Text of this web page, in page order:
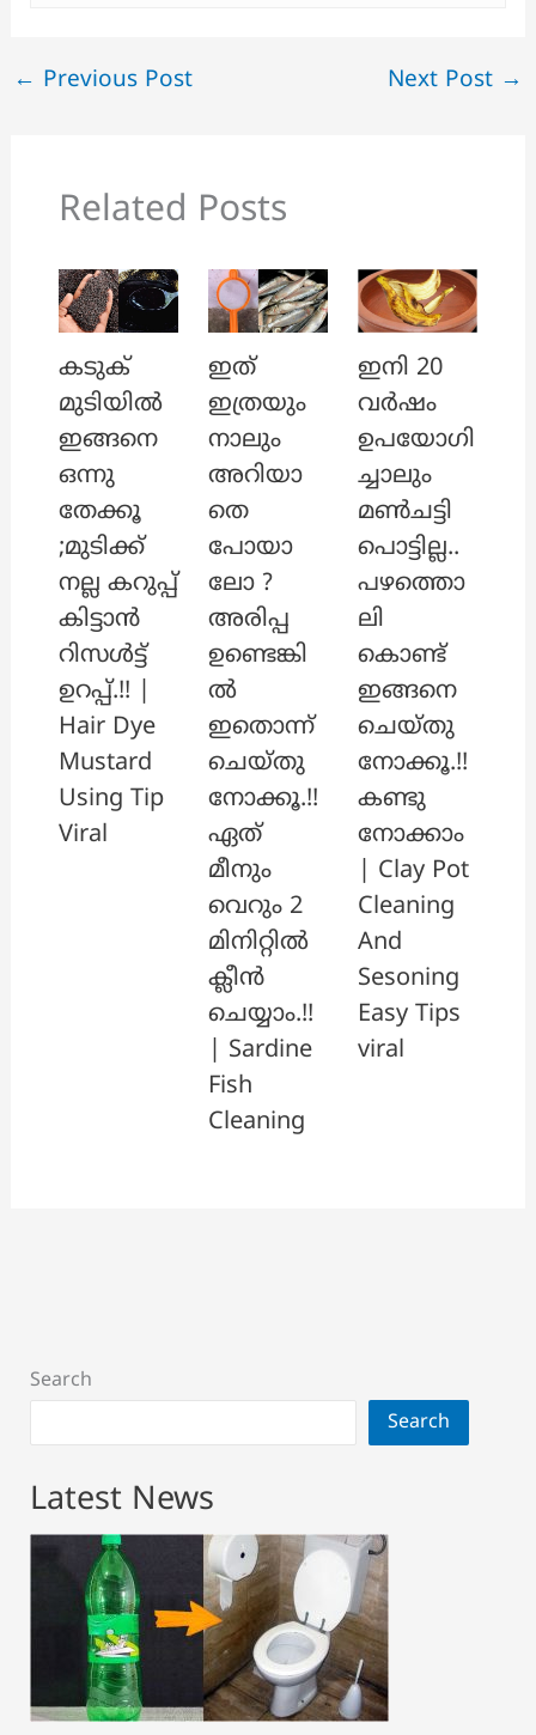
← Previous Post Next Post →
Related Posts
കടുക്
മുടിയിൽ
ഇങ്ങനെ
ഒന്നു
തേക്കൂ
;മുടിക്ക്
നല്ല കറുപ്പ്
കിട്ടാൻ
റിസൾട്ട്
ഉറപ്പ്.!! |
Hair Dye
Mustard
Using Tip
Viral
ഇത്
ഇത്രയും
നാലും
അറിയാ
തെ
പോയാ
ലോ ?
അരിപ്പ
ഉണ്ടെങ്കി
ൽ
ഇതൊന്ന്
ചെയ്തു
നോക്കൂ.!!
ഏത്
മീനും
വെറും 2
മിനിറ്റിൽ
ക്ലീൻ
ചെയ്യാം.!!
| Sardine
Fish
Cleaning
ഇനി 20
വർഷം
ഉപയോഗി
ച്ചാലും
മൺചട്ടി
പൊട്ടില്ല..
പഴത്തൊ
ലി
കൊണ്ട്
ഇങ്ങനെ
ചെയ്തു
നോക്കൂ.!!
കണ്ടു
നോക്കാം
| Clay Pot
Cleaning
And
Sesoning
Easy Tips
viral
Search
Search
Latest News